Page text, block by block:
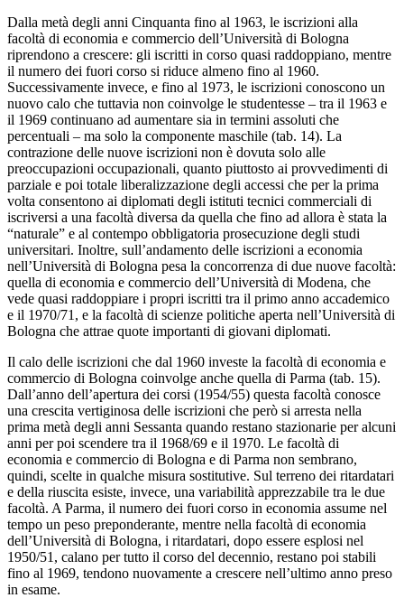
Dalla metà degli anni Cinquanta fino al 1963, le iscrizioni alla
facoltà di economia e commercio dell’Università di Bologna
riprendono a crescere: gli iscritti in corso quasi raddoppiano, mentre
il numero dei fuori corso si riduce almeno fino al 1960.
Successivamente invece, e fino al 1973, le iscrizioni conoscono un
nuovo calo che tuttavia non coinvolge le studentesse – tra il 1963 e
il 1969 continuano ad aumentare sia in termini assoluti che
percentuali – ma solo la componente maschile (tab. 14). La
contrazione delle nuove iscrizioni non è dovuta solo alle
preoccupazioni occupazionali, quanto piuttosto ai provvedimenti di
parziale e poi totale liberalizzazione degli accessi che per la prima
volta consentono ai diplomati degli istituti tecnici commerciali di
iscriversi a una facoltà diversa da quella che fino ad allora è stata la
“naturale” e al contempo obbligatoria prosecuzione degli studi
universitari. Inoltre, sull’andamento delle iscrizioni a economia
nell’Università di Bologna pesa la concorrenza di due nuove facoltà:
quella di economia e commercio dell’Università di Modena, che
vede quasi raddoppiare i propri iscritti tra il primo anno accademico
e il 1970/71, e la facoltà di scienze politiche aperta nell’Università di
Bologna che attrae quote importanti di giovani diplomati.
Il calo delle iscrizioni che dal 1960 investe la facoltà di economia e
commercio di Bologna coinvolge anche quella di Parma (tab. 15).
Dall’anno dell’apertura dei corsi (1954/55) questa facoltà conosce
una crescita vertiginosa delle iscrizioni che però si arresta nella
prima metà degli anni Sessanta quando restano stazionarie per alcuni
anni per poi scendere tra il 1968/69 e il 1970. Le facoltà di
economia e commercio di Bologna e di Parma non sembrano,
quindi, scelte in qualche misura sostitutive. Sul terreno dei ritardatari
e della riuscita esiste, invece, una variabilità apprezzabile tra le due
facoltà. A Parma, il numero dei fuori corso in economia assume nel
tempo un peso preponderante, mentre nella facoltà di economia
dell’Università di Bologna, i ritardatari, dopo essere esplosi nel
1950/51, calano per tutto il corso del decennio, restano poi stabili
fino al 1969, tendono nuovamente a crescere nell’ultimo anno preso
in esame.